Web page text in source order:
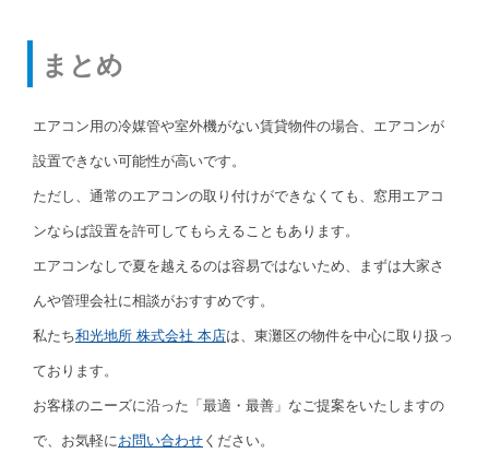
まとめ
エアコン用の冷媒管や室外機がない賃貸物件の場合、エアコンが
設置できない可能性が高いです。
ただし、通常のエアコンの取り付けができなくても、窓用エアコ
ンならば設置を許可してもらえることもあります。
エアコンなしで夏を越えるのは容易ではないため、まずは大家さ
んや管理会社に相談がおすすめです。
私たち和光地所 株式会社 本店は、東灘区の物件を中心に取り扱っ
ております。
お客様のニーズに沿った「最適・最善」なご提案をいたしますの
で、お気軽に お問い合わせ ください。